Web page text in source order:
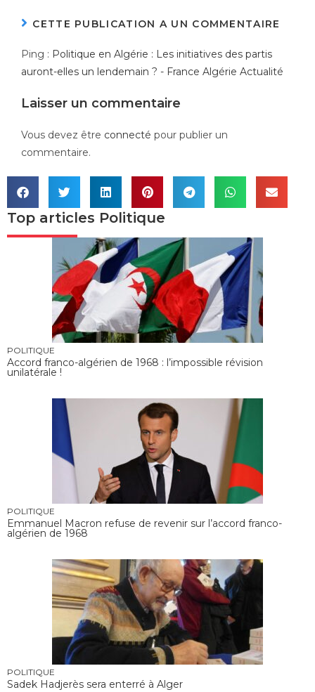
CETTE PUBLICATION A UN COMMENTAIRE
Ping : Politique en Algérie : Les initiatives des partis
auront-elles un lendemain ? - France Algérie Actualité
Laisser un commentaire
Vous devez être connecté pour publier un
commentaire.
Top articles Politique
POLITIQUE
Accord franco-algérien de 1968 : l’impossible révision
unilatérale !
POLITIQUE
Emmanuel Macron refuse de revenir sur l’accord franco-
algérien de 1968
POLITIQUE
Sadek Hadjerès sera enterré à Alger